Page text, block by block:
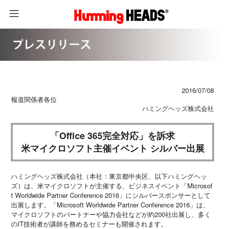
2016/07/08
報道関係者各位
ハミングヘッズ株式会社
「Office 365完全対応」を訴求
米マイクロソフト主催イベント シルバー出展
ハミングヘッズ株式会社（本社：東京都中央区、以下ハミングヘッ
ズ）は、米マイクロソフトが主催する、ビジネスイベント「Microsof
t Worldwide Partner Conference 2016」にシルバースポンサーとして
出展します。「Microsoft Worldwide Partner Conference 2016」は、
マイクロソフトのパートナーや協力会社などが約200社出展し、多く
のIT技術者が講師を務めるセミナーも開催されます。